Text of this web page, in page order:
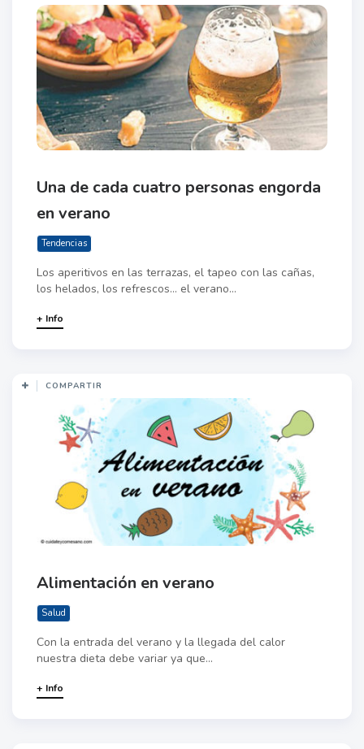
Una de cada cuatro personas engorda
en verano
Tendencias
Los aperitivos en las terrazas, el tapeo con las cañas,
los helados, los refrescos… el verano...
+ Info
COMPARTIR
Alimentación en verano
Salud
Con la entrada del verano y la llegada del calor
nuestra dieta debe variar ya que...
+ Info